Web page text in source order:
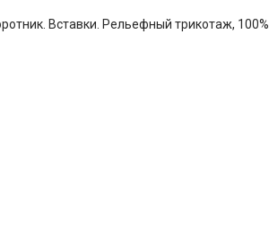
Вставки. Рельефный трикотаж, 100%